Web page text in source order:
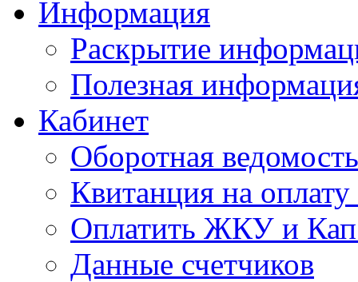
Информация
Раскрытие
Полезная
Кабинет
Оборотная ведомость
Квитанция на
Оплатить ЖКУ и
Данные счетчиков